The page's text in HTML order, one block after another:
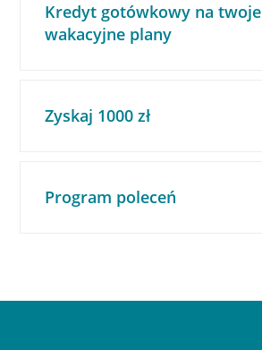
Kredyt gotówkowy na twoje
wakacyjne plany
Zyskaj 1000 zł
Program poleceń